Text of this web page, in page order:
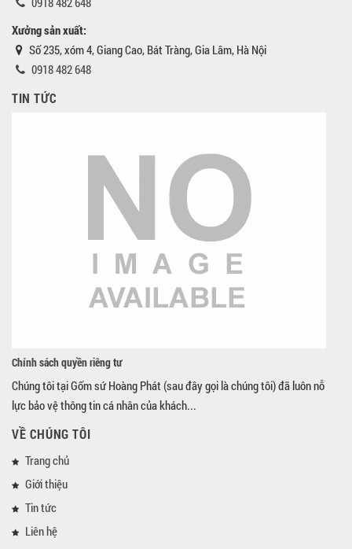
Xưởng sản xuất:
Số 235, xóm 4, Giang Cao, Bát Tràng, Gia Lâm, Hà Nội
0918 482 648
TIN TỨC
Chính sách quyền riêng tư
Chúng tôi tại Gốm sứ Hoàng Phát (sau đây gọi là chúng tôi) đã luôn nỗ
lực bảo vệ thông tin cá nhân của khách...
VỀ CHÚNG TÔI
Trang chủ
Giới thiệu
Tin tức
Liên hệ